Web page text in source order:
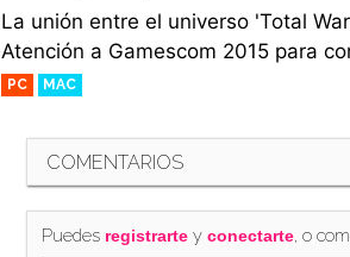
La unión entre el universo 'Total
Atención a Gamescom 2015 para
PC MAC
COMENTARIOS
Puedes registrartey conectarte, o